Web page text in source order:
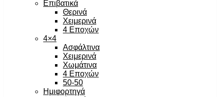
Επιβατικά
Θερινά
Χειμερινά
4 Εποχών
4×4
Ασφάλτινα
Χειμερινά
Χωμάτινα
4 Εποχών
50-50
Ημιφορτηγά